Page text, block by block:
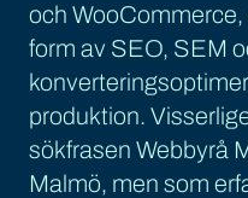
och
form av SEO, SEM
produktion.
sökfrasen Webbyrå
Malmö, men som